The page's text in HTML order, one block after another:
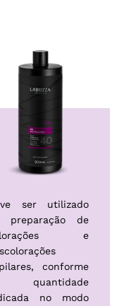
ser utilizado
preparação de
e
conforme
quantidade
no modo